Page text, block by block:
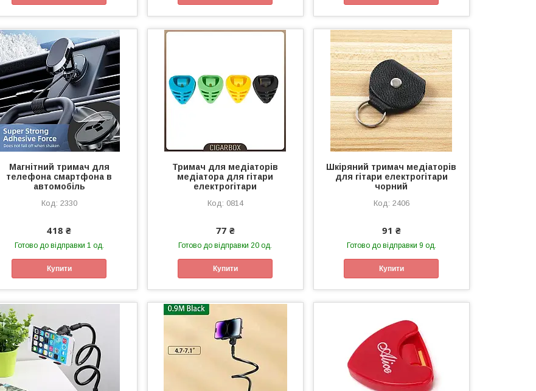
Магнітний тримач для
телефона смартфона в
автомобіль
2330
418 ₴
Готово до відправки 1 од.
Купити
Тримач для медіаторів
медіатора для гітари
електрогітари
0814
77 ₴
Готово до відправки 20 од.
Купити
Шкіряний тримач медіаторів
для гітари електрогітари
чорний
2406
91 ₴
Готово до відправки 9 од.
Купити